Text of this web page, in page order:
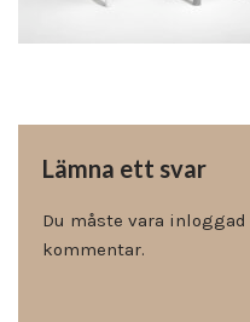
Lämna ett svar
Du måste vara inloggad
kommentar.